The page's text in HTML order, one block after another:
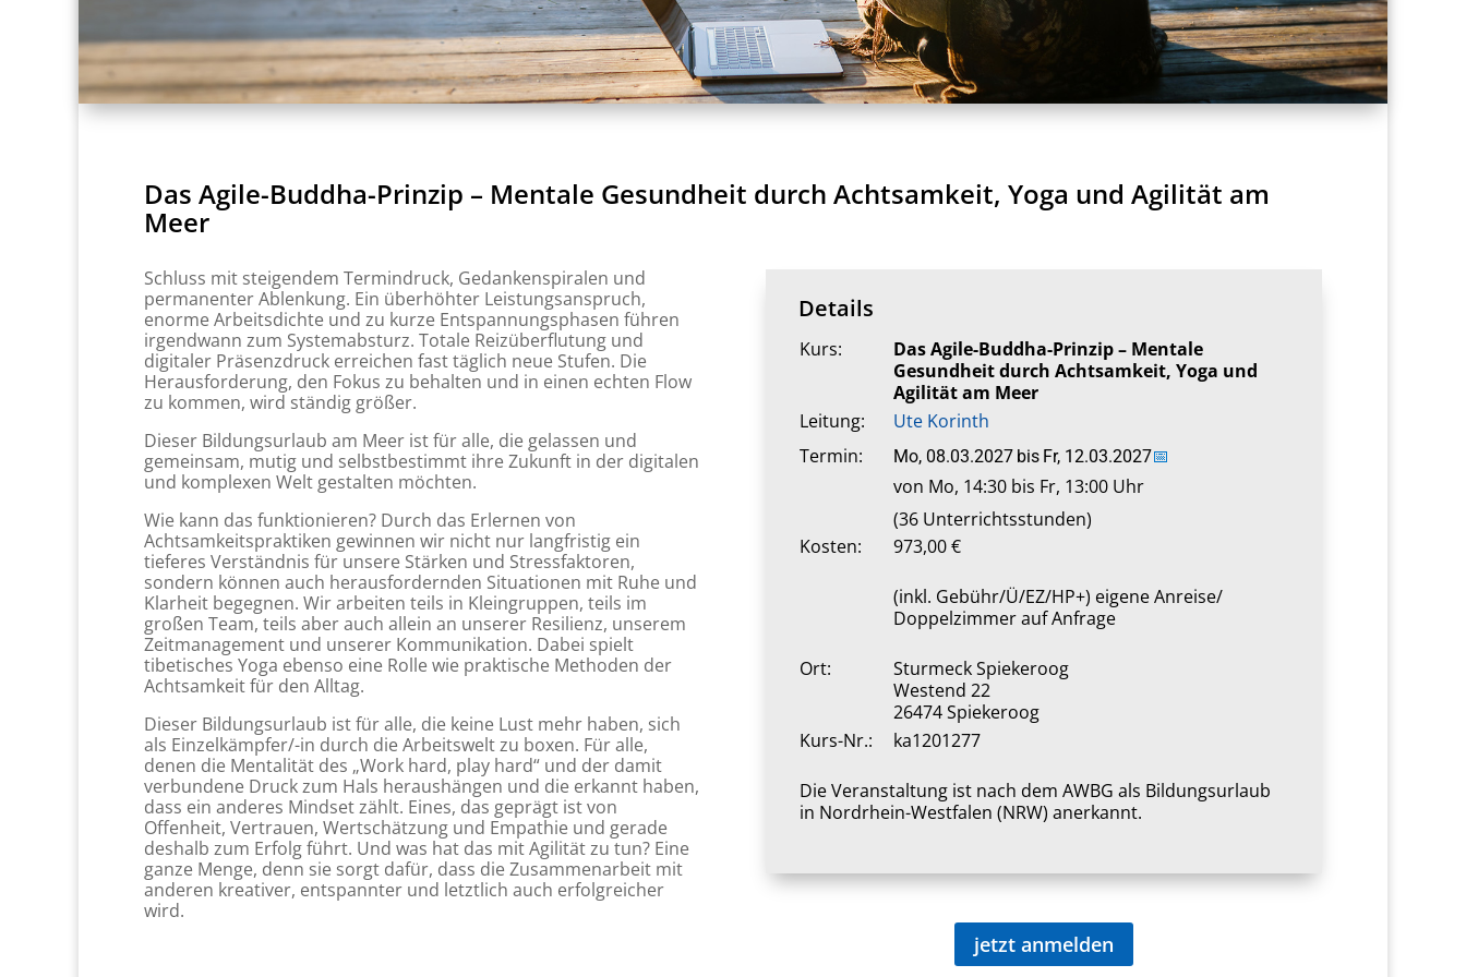
Das Agile-Buddha-Prinzip – Mentale Gesundheit durch Achtsamkeit, Yoga und Agilität am
Meer
Schluss mit steigendem Termindruck, Gedankenspiralen und
permanenter Ablenkung. Ein überhöhter Leistungsanspruch,
enorme Arbeitsdichte und zu kurze Entspannungsphasen führen
irgendwann zum Systemabsturz. Totale Reizüberflutung und
digitaler Präsenzdruck erreichen fast täglich neue Stufen. Die
Herausforderung, den Fokus zu behalten und in einen echten Flow
zu kommen, wird ständig größer.
Dieser Bildungsurlaub am Meer ist für alle, die gelassen und
gemeinsam, mutig und selbstbestimmt ihre Zukunft in der digitalen
und komplexen Welt gestalten möchten.
Wie kann das funktionieren? Durch das Erlernen von
Achtsamkeitspraktiken gewinnen wir nicht nur langfristig ein
tieferes Verständnis für unsere Stärken und Stressfaktoren,
sondern können auch herausfordernden Situationen mit Ruhe und
Klarheit begegnen. Wir arbeiten teils in Kleingruppen, teils im
großen Team, teils aber auch allein an unserer Resilienz, unserem
Zeitmanagement und unserer Kommunikation. Dabei spielt
tibetisches Yoga ebenso eine Rolle wie praktische Methoden der
Achtsamkeit für den Alltag.
Dieser Bildungsurlaub ist für alle, die keine Lust mehr haben, sich
als Einzelkämpfer/-in durch die Arbeitswelt zu boxen. Für alle,
denen die Mentalität des „Work hard, play hard“ und der damit
verbundene Druck zum Hals heraushängen und die erkannt haben,
dass ein anderes Mindset zählt. Eines, das geprägt ist von
Offenheit, Vertrauen, Wertschätzung und Empathie und gerade
deshalb zum Erfolg führt. Und was hat das mit Agilität zu tun? Eine
ganze Menge, denn sie sorgt dafür, dass die Zusammenarbeit mit
anderen kreativer, entspannter und letztlich auch erfolgreicher
wird.
Details
Kurs:
Das Agile-Buddha-Prinzip – Mentale
Gesundheit durch Achtsamkeit, Yoga und
Agilität am Meer
Leitung:
Ute Korinth
Termin:
Mo, 08.03.2027 bis Fr, 12.03.2027📅
von Mo, 14:30 bis Fr, 13:00 Uhr
(36 Unterrichtsstunden)
Kosten:
973,00 €
(inkl. Gebühr/Ü/EZ/HP+) eigene Anreise/
Doppelzimmer auf Anfrage
Ort:
Sturmeck Spiekeroog
Westend 22
26474 Spiekeroog
Kurs-Nr.:
ka1201277
Die Veranstaltung ist nach dem AWBG als Bildungsurlaub
in Nordrhein-Westfalen (NRW) anerkannt.
jetzt anmelden